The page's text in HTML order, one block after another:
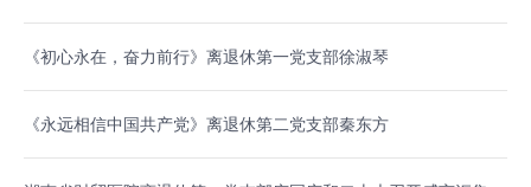
《初心永在，奋力前行》离退休第一党支部徐淑琴
《永远相信中国共产党》离退休第二党支部秦东方